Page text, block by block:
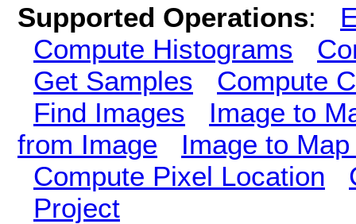
Supported Operations:
Compute Histograms
Get Samples
Compute
Find Images
Image to
from Image
Image to
Compute Pixel Location
Project